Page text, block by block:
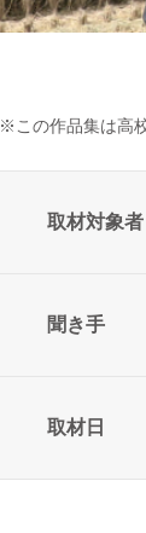
※この作品集は高
取材対象者
聞き手
取材日